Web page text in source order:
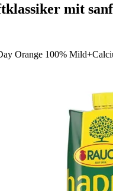
mit
Orange 100%